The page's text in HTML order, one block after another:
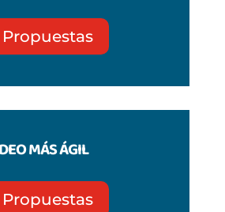
Propuestas
MÁS ÁGIL
Propuestas